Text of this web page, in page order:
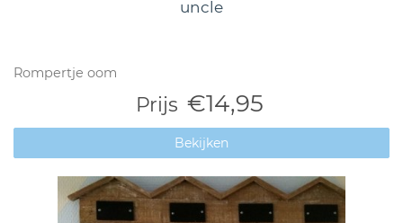
uncle
Rompertje oom
Prijs €14,95
Bekijken